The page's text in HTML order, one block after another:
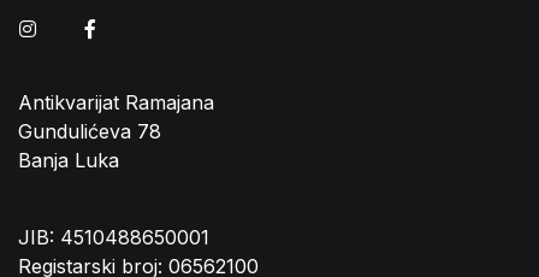
Instagram
Antikvarijat Ramajana
Gundulićeva 78
Banja Luka
JIB: 4510488650001
Registarski broj: 06562100